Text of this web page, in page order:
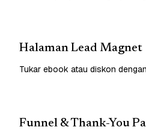
Halaman Lead Magnet
Tukar ebook atau diskon
Funnel & Thank-You